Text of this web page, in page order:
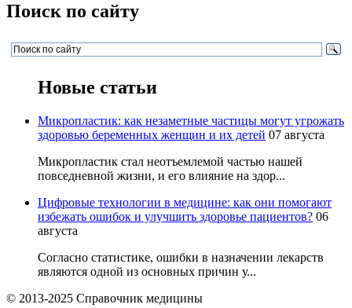
Поиск по сайту
Новые статьи
Микропластик: как незаметные частицы могут угрожать
здоровью беременных женщин и их детей 07 августа
Микропластик стал неотъемлемой частью нашей
повседневной жизни, и его влияние на здор...
Цифровые технологии в медицине: как они помогают
избежать ошибок и улучшить здоровье пациентов? 06
августа
Согласно статистике, ошибки в назначении лекарств
являются одной из основных причин у...
© 2013-2025 Справочник медицины